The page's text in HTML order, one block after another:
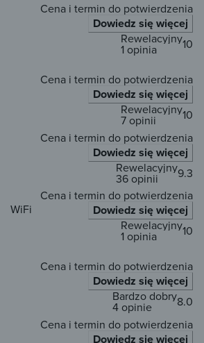
Cena i termin do potwierdzenia
Dowiedz się więcej
10
Rewelacyjny
1 opinia
Cena i termin do potwierdzenia
Dowiedz się więcej
10
Rewelacyjny
7 opinii
Cena i termin do potwierdzenia
Dowiedz się więcej
9.3
Rewelacyjny
36 opinii
WiFi
Cena i termin do potwierdzenia
Dowiedz się więcej
10
Rewelacyjny
1 opinia
Cena i termin do potwierdzenia
Dowiedz się więcej
8.0
Bardzo dobry
4 opinie
Cena i termin do potwierdzenia
Dowiedz się więcej